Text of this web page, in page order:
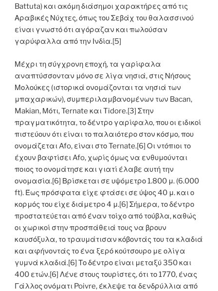
Battuta) και ακόμη διάσημοι χαρακτήρες από τις
Αραβικές Νύχτες, όπως του Σεβάχ του θαλασσινού
είναι γνωστό ότι αγόραζαν και πωλούσαν
γαρύφαλλα από την Ινδία.[5]
Μέχρι τη σύγχρονη εποχή, τα γαρίφαλα
αναπτύσσονταν μόνο σε λίγα νησιά, στις Νήσους
Μολούκες (ιστορικά ονομάζονται τα νησιά των
μπαχαρικών), συμπεριλαμβανομένων των Bacan,
Makian, Μότι, Ternate και Tidore.[3] Στην
πραγματικότητα, το δέντρο γαρίφαλο, που οι ειδικοί
πιστεύουν ότι είναι το παλαιότερο στον κόσμο, που
ονομάζεται Afo, είναι στο Ternate.[6] Οι ντόπιοι το
έχουν βαφτίσει Afo, χωρίς όμως να ενθυμούνται
ποιος το ονομάτησε και γιατί έλαβε αυτή την
ονομασία.[6] Βρίσκεται σε υψόμετρο 1.800 μ. (6.000
ft). Έως πρόσφατα είχε φτάσει σε ύψος 40 μ. και ο
κορμός του είχε διάμετρο 4 μ.[6] Σήμερα, το δέντρο
προστατεύεται από έναν τοίχο από τούβλα, καθώς
οι χωρικοί στην προσπάθειά τους να βρουν
καυσόξυλα, το τραυμάτισαν κόβοντάς του τα κλαδιά
και αφήνοντάς το ένα ξερό κούτσουρο με ολίγα
γυμνά κλαδιά.[6] Το δέντρο είναι μεταξύ 350 και
400 ετών.[6] Λένε στους τουρίστες, ότι το 1770, ένας
Γάλλος ονόματι Poivre, έκλεψε τα δενδρύλλια από